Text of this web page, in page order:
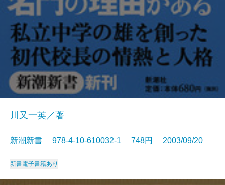
川又一英／著
新潮新書 978-4-10-610032-1 748円 2003/09/20
新書電子書籍あり